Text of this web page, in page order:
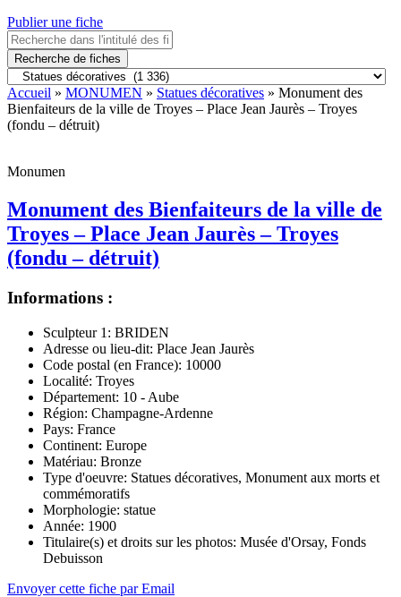
Publier une fiche
Recherche de fiches
Accueil » MONUMEN » Statues décoratives » Monument des
Bienfaiteurs de la ville de Troyes – Place Jean Jaurès – Troyes
(fondu – détruit)
Monumen
Monument des Bienfaiteurs de la ville de
Troyes – Place Jean Jaurès – Troyes
(fondu – détruit)
Informations :
Sculpteur 1: BRIDEN
Adresse ou lieu-dit: Place Jean Jaurès
Code postal (en France): 10000
Localité: Troyes
Département: 10 - Aube
Région: Champagne-Ardenne
Pays: France
Continent: Europe
Matériau: Bronze
Type d'oeuvre: Statues décoratives, Monument aux morts et
commémoratifs
Morphologie: statue
Année: 1900
Titulaire(s) et droits sur les photos: Musée d'Orsay, Fonds
Debuisson
Envoyer cette fiche par Email